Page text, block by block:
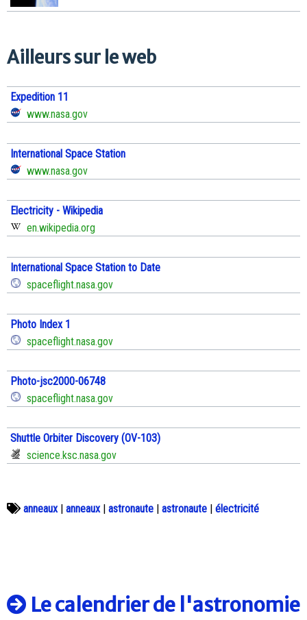
Ailleurs sur le web
Expedition 11
www.nasa.gov
International Space Station
www.nasa.gov
Electricity - Wikipedia
en.wikipedia.org
International Space Station to Date
spaceflight.nasa.gov
Photo Index 1
spaceflight.nasa.gov
Photo-jsc2000-06748
spaceflight.nasa.gov
Shuttle Orbiter Discovery (OV-103)
science.ksc.nasa.gov
anneaux | anneaux | astronaute | astronaute | électricité
Le calendrier de l'astronomie